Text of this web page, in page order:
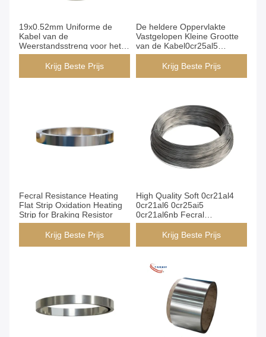
19x0.52mm Uniforme de
Kabel van de
Weerstandsstreng voor het
Verwarmen Elementen
Krijg Beste Prijs
De heldere Oppervlakte
Vastgelopen Kleine Grootte
van de Kabel0cr25al5
Flexibele Hittebestendigheid
Krijg Beste Prijs
Fecral Resistance Heating
Flat Strip Oxidation Heating
Strip for Braking Resistor
Krijg Beste Prijs
High Quality Soft 0cr21al4
0cr21al6 0cr25ai5
0cr21al6nb Fecral
Resistance Heating Wire for
FurnaceKrijg Beste Prijs